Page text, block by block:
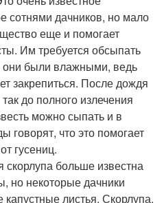
сотнями дачников, но мало
еще и помогает
Им требуется обсыпать
они были влажными, ведь
закрепиться. После дождя
до полного излечения
можно сыпать и в
говорят, что это помогает
гусениц.
больше известна
но некоторые дачники
листья. Скорлупа,